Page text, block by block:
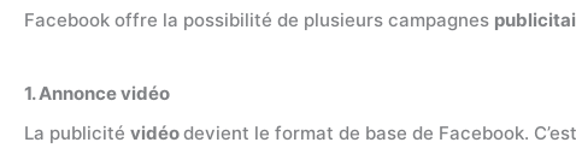
Facebook offre la possibilité de plusieurs campagnes
1. Annonce vidéo
La publicité vidéodevient le format de base de Facebook.